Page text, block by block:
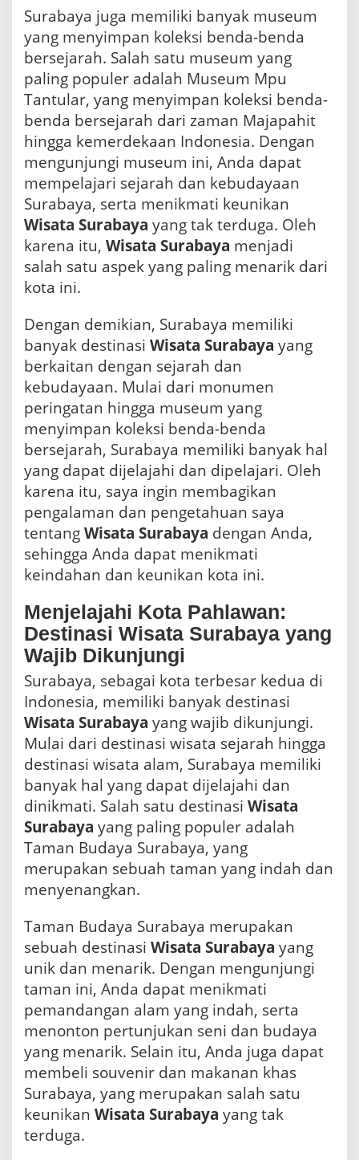
Surabaya juga memiliki banyak museum
yang menyimpan koleksi benda-benda
bersejarah. Salah satu museum yang
paling populer adalah Museum Mpu
Tantular, yang menyimpan koleksi benda-
benda bersejarah dari zaman Majapahit
hingga kemerdekaan Indonesia. Dengan
mengunjungi museum ini, Anda dapat
mempelajari sejarah dan kebudayaan
Surabaya, serta menikmati keunikan
Wisata Surabaya yang tak terduga. Oleh
karena itu, Wisata Surabaya menjadi
salah satu aspek yang paling menarik dari
kota ini.
Dengan demikian, Surabaya memiliki
banyak destinasi Wisata Surabaya yang
berkaitan dengan sejarah dan
kebudayaan. Mulai dari monumen
peringatan hingga museum yang
menyimpan koleksi benda-benda
bersejarah, Surabaya memiliki banyak hal
yang dapat dijelajahi dan dipelajari. Oleh
karena itu, saya ingin membagikan
pengalaman dan pengetahuan saya
tentangWisata Surabaya dengan Anda,
sehingga Anda dapat menikmati
keindahan dan keunikan kota ini.
Menjelajahi Kota Pahlawan:
Destinasi Wisata Surabaya yang
Wajib Dikunjungi
Surabaya, sebagai kota terbesar kedua di
Indonesia, memiliki banyak destinasi
Wisata Surabaya yang wajib dikunjungi.
Mulai dari destinasi wisata sejarah hingga
destinasi wisata alam, Surabaya memiliki
banyak hal yang dapat dijelajahi dan
dinikmati. Salah satu destinasi Wisata
Surabaya yang paling populer adalah
Taman Budaya Surabaya, yang
merupakan sebuah taman yang indah dan
menyenangkan.
Taman Budaya Surabaya merupakan
sebuah destinasi Wisata Surabaya yang
unik dan menarik. Dengan mengunjungi
taman ini, Anda dapat menikmati
pemandangan alam yang indah, serta
menonton pertunjukan seni dan budaya
yang menarik. Selain itu, Anda juga dapat
membeli souvenir dan makanan khas
Surabaya, yang merupakan salah satu
keunikan Wisata Surabaya yang tak
terduga.